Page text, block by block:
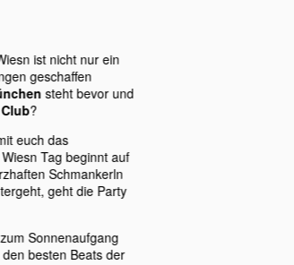
ist nicht nur ein
geschaffen
steht bevor und
?
euch das
Tag beginnt auf
Schmankerln
geht die Party
Sonnenaufgang
den besten Beats der